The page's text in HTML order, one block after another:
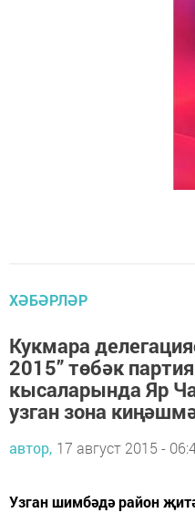
ХӘБӘРЛӘР
Кукмара
2015” төбәк
кысаларында Яр
узган зона
автор, 17 август 2015 -
Узган шимбәдә район